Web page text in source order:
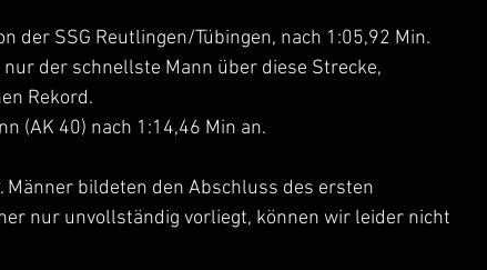
der SSG Reutlingen/Tübingen, nach 1:05,92 Min.
der schnellste Mann über diese Strecke,
Rekord.
(AK 40) nach 1:14,46 Min an.
bildeten den Abschluss des ersten
nur unvollständig vorliegt, können wir leider nicht